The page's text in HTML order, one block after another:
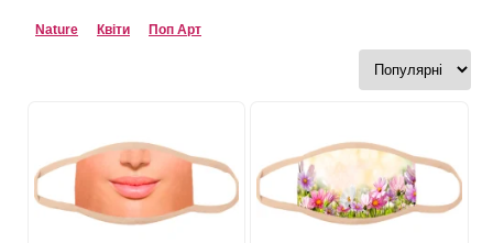
Nature Квіти Поп Арт